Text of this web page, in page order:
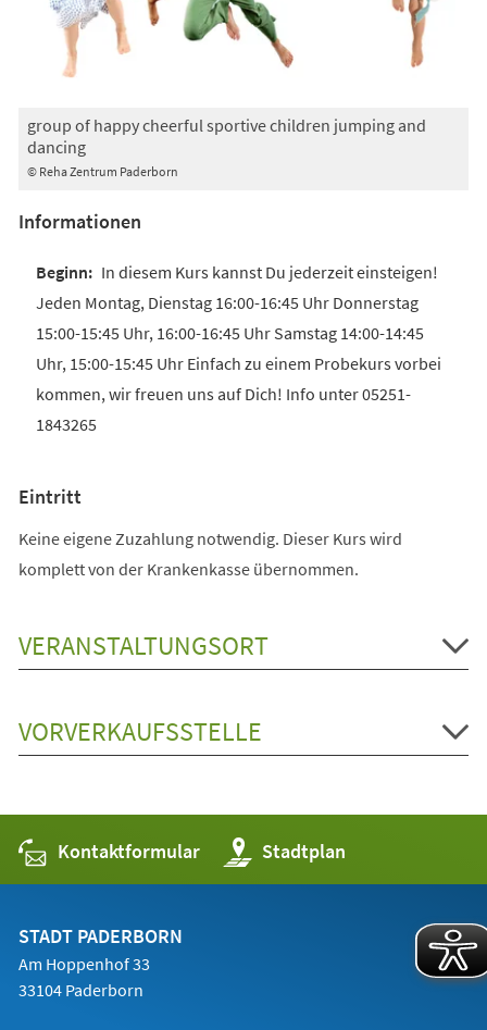
© Reha Zentrum Paderborn
group of happy cheerful sportive children jumping and
dancing
Informationen
In diesem Kurs kannst Du jederzeit einsteigen!
Jeden Montag, Dienstag 16:00-16:45 Uhr Donnerstag
15:00-15:45 Uhr, 16:00-16:45 Uhr Samstag 14:00-14:45
Uhr, 15:00-15:45 Uhr Einfach zu einem Probekurs vorbei
kommen, wir freuen uns auf Dich! Info unter 05251-
1843265
Eintritt
Keine eigene Zuzahlung notwendig. Dieser Kurs wird
komplett von der Krankenkasse übernommen.
VERANSTALTUNGSORT
VORVERKAUFSSTELLE
Kontaktformular Stadtplan
(Öffnet
in
einem
STADT PADERBORN
Am Hoppenhof 33
33104 Paderborn